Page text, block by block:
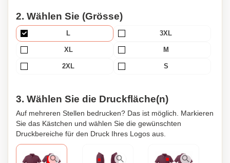
2. Wählen Sie (Grösse)
L 3XL
XL M
2XL S
3. Wählen Sie die Druckfläche(n)
Auf mehreren Stellen bedrucken? Das ist möglich. Markieren
Sie das Kästchen und wählen Sie die gewünschten
Druckbereiche für den Druck Ihres Logos aus.